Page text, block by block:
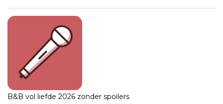
B&B vol liefde 2026 zonder spoilers